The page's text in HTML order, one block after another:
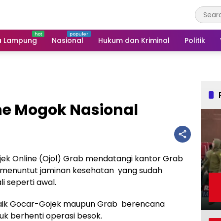
Lampung Nasional Hukum dan Kriminal Politik
Mogok Nasional
Online (Ojol) Grab mendatangi kantor Grab
jaminan kesehatan yang sudah
seperti awal.
Gocar-Gojek maupun Grab berencana
berhenti operasi besok.